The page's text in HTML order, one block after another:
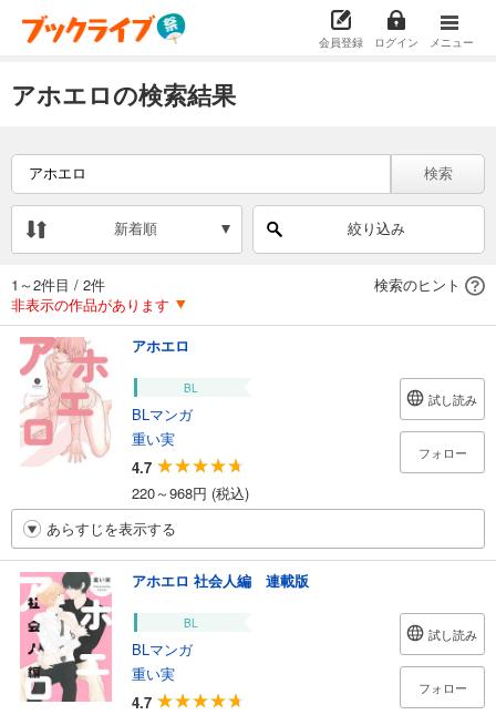
会員登録 ログイン メニュー
アホエロの検索結果
検索
新着順 絞り込み
1～2件目 / 2件
検索のヒント
非表示の作品があります
アホエロ
BL
BLマンガ
重い実
4.7
220～968円 (税込)
試し読み
フォロー
あらすじを表示する
アホエロ 社会人編 連載版
BL
BLマンガ
重い実
4.7
試し読み
フォロー